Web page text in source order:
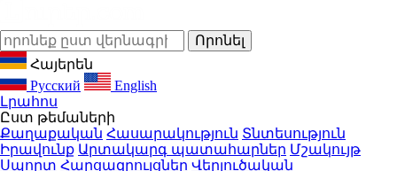
Հայերեն
Русский
English
Լրահոս
Ըստ թեմաների
Քաղաքական Հասարակություն Տնտեսություն
Իրավունք Արտակարգ պատահարներ Մշակույթ
Սպորտ Հարցազրույցներ Վերլուծական